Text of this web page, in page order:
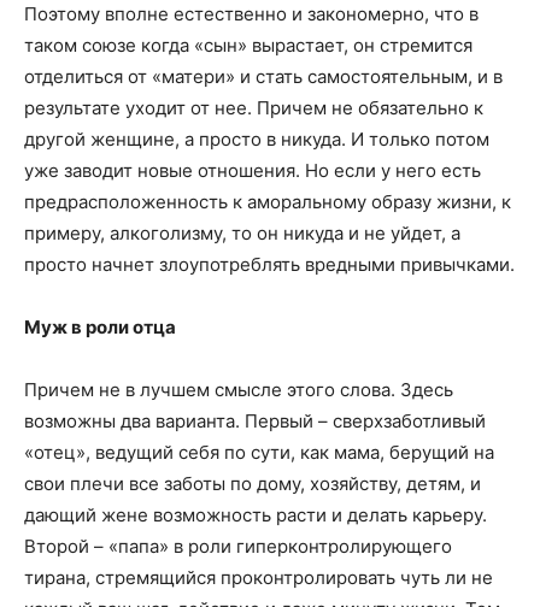
Поэтому вполне естественно и закономерно, что в
таком союзе когда «сын» вырастает, он стремится
отделиться от «матери» и стать самостоятельным, и в
результате уходит от нее. Причем не обязательно к
другой женщине, а просто в никуда. И только потом
уже заводит новые отношения. Но если у него есть
предрасположенность к аморальному образу жизни, к
примеру, алкоголизму, то он никуда и не уйдет, а
просто начнет злоупотреблять вредными привычками.
Муж в роли отца
Причем не в лучшем смысле этого слова. Здесь
возможны два варианта. Первый – сверхзаботливый
«отец», ведущий себя по сути, как мама, берущий на
свои плечи все заботы по дому, хозяйству, детям, и
дающий жене возможность расти и делать карьеру.
Второй – «папа» в роли гиперконтролирующего
тирана, стремящийся проконтролировать чуть ли не